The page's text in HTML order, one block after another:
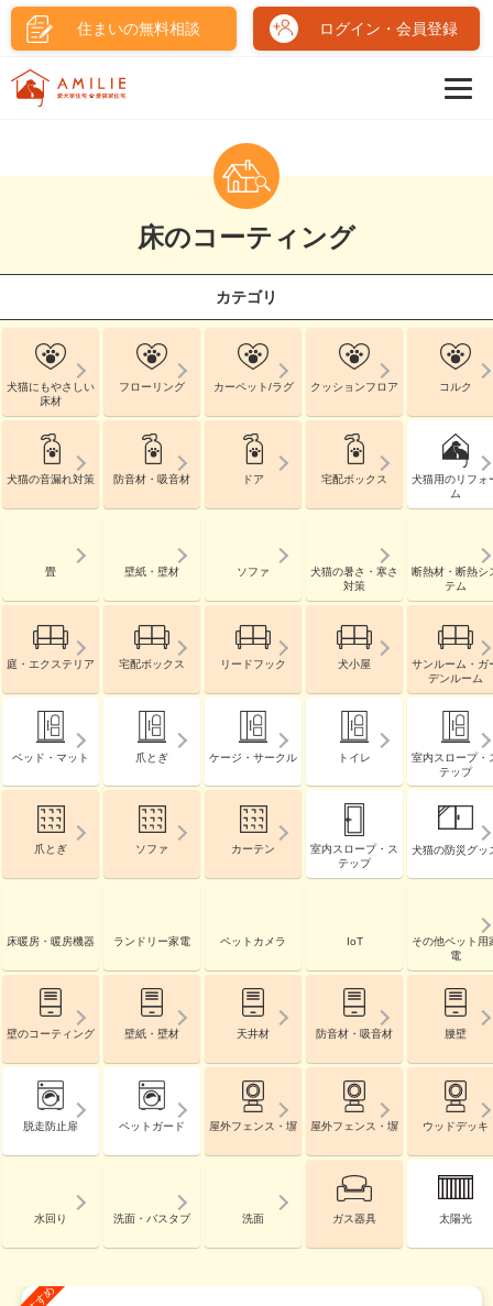
住まいの無料相談 ログイン・会員登録
床のコーティング
カテゴリ
犬猫にもやさしい
床材
フローリング カーペット/ラグ クッションフロア コルク
犬猫の音漏れ対策 防音材・吸音材 ドア 宅配ボックス
犬猫用のリフォ
ム
畳 壁紙・壁材 ソファ
犬猫の暑さ・寒さ
対策
断熱材・断熱シ
テム
庭・エクステリア 宅配ボックス リードフック 犬小屋
サンルーム・ガ
デンルーム
ベッド・マット 爪とぎ ケージ・サークル トイレ
室内スロープ・
テップ
爪とぎ ソファ カーテン
室内スロープ・ス
テップ
犬猫の防災グッ
床暖房・暖房機器 ランドリー家電 ペットカメラ IoT
その他ペット用
電
壁のコーティング 壁紙・壁材 天井材 防音材・吸音材 腰壁
脱走防止扉 ペットガード 屋外フェンス・塀 屋外フェンス・塀 ウッドデッキ
水回り 洗面・バスタブ 洗面 ガス器具 太陽光